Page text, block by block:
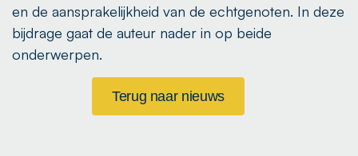
en de aansprakelijkheid van de echtgenoten. In deze
bijdrage gaat de auteur nader in op beide
onderwerpen.
Terug naar nieuws